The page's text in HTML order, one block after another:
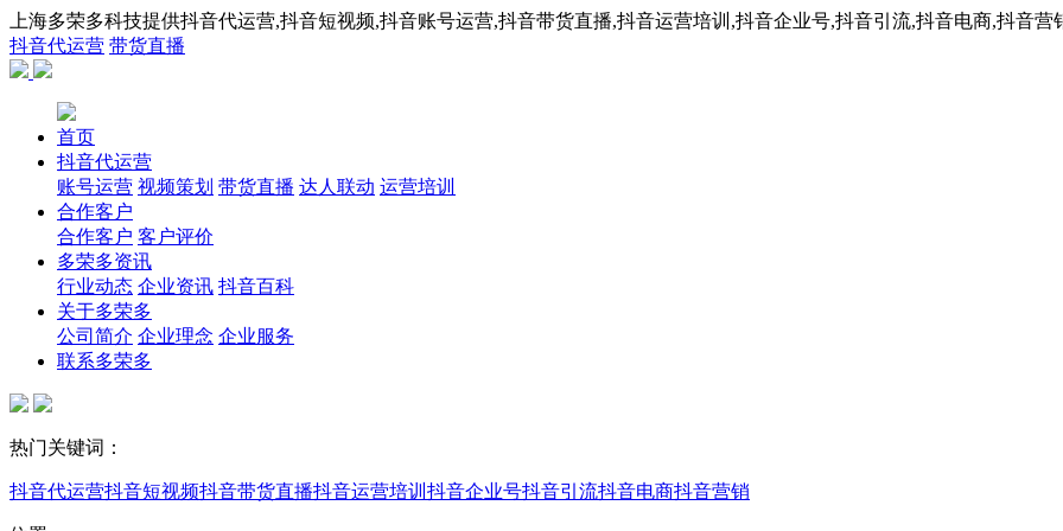
上海多荣多科技提供抖音代运营,抖音短视频,抖音账号运营,抖音带货直播,抖音运营培训,抖音企业号,抖音引流,抖音电商,抖音营
抖音代运营 带货直播
首页
抖音代运营
账号运营 视频策划 带货直播 达人联动 运营培训
合作客户
合作客户 客户评价
多荣多资讯
行业动态 企业资讯 抖音百科
关于多荣多
公司简介 企业理念 企业服务
联系多荣多
热门关键词：
抖音代运营抖音短视频抖音带货直播抖音运营培训 抖音企业号抖音引流抖音电商抖音营销